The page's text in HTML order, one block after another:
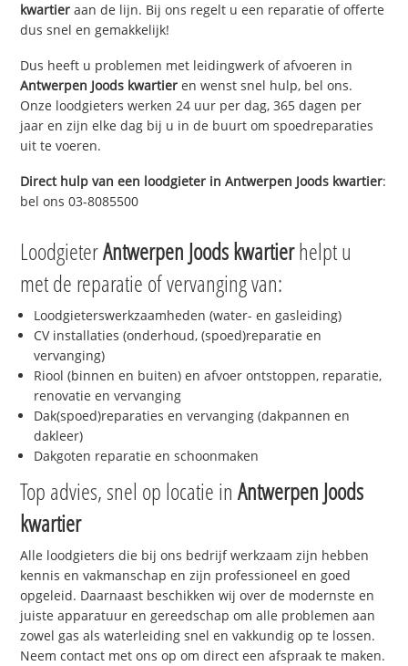
kwartier aan de lijn. Bij ons regelt u een reparatie of offerte
dus snel en gemakkelijk!
Dus heeft u problemen met leidingwerk of afvoeren in
Antwerpen Joods kwartier en wenst snel hulp, bel ons.
Onze loodgieters werken 24 uur per dag, 365 dagen per
jaar en zijn elke dag bij u in de buurt om spoedreparaties
uit te voeren.
Direct hulp van een loodgieter inAntwerpen Joods kwartier:
bel ons 03-8085500
LoodgieterAntwerpen Joods kwartierhelpt u
met de reparatie of vervanging van:
Loodgieterswerkzaamheden (water- en gasleiding)
CV installaties (onderhoud, (spoed)reparatie en
vervanging)
Riool (binnen en buiten) en afvoer ontstoppen, reparatie,
renovatie en vervanging
Dak(spoed)reparaties en vervanging (dakpannen en
dakleer)
Dakgoten reparatie en schoonmaken
Top advies, snel op locatie inAntwerpen Joods
kwartier
Alle loodgieters die bij ons bedrijf werkzaam zijn hebben
kennis en vakmanschap en zijn professioneel en goed
opgeleid. Daarnaast beschikken wij over de modernste en
juiste apparatuur en gereedschap om alle problemen aan
zowel gas als waterleiding snel en vakkundig op te lossen.
Neem contact met ons op om direct een afspraak te maken.